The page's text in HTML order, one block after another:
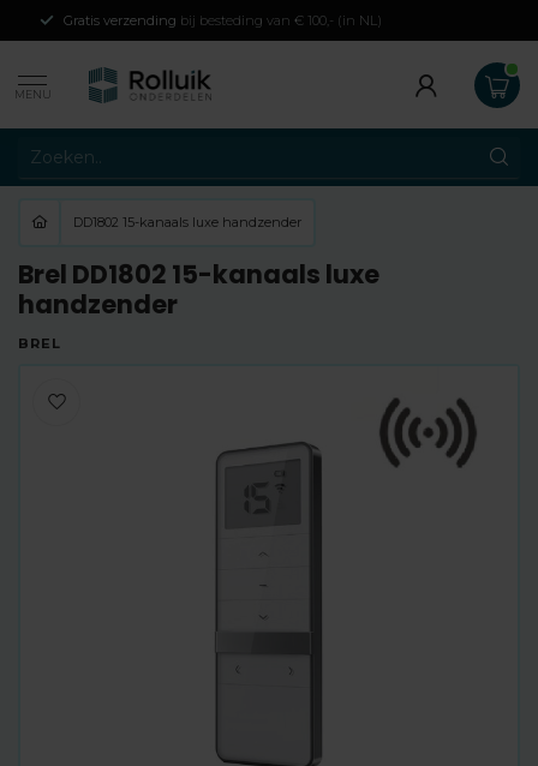
Gratis verzending bij besteding van € 100,- (in NL)
MENU
DD1802 15-kanaals luxe handzender
Brel DD1802 15-kanaals luxe
handzender
BREL